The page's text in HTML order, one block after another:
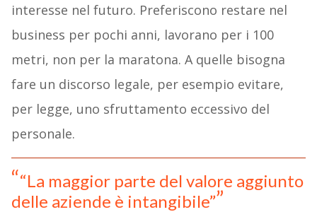
interesse nel futuro. Preferiscono restare nel
business per pochi anni, lavorano per i 100
metri, non per la maratona. A quelle bisogna
fare un discorso legale, per esempio evitare,
per legge, uno sfruttamento eccessivo del
personale.
“La maggior parte del valore aggiunto
delle aziende è intangibile”